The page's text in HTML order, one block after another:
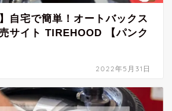
自宅で簡単！オートバックス
サイト TIREHOOD 【パンク
2022年5月31日